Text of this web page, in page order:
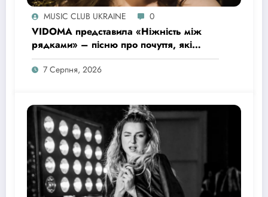
MUSIC CLUB UKRAINE 0
VIDOMA представила «Ніжність між
рядками» – пісню про почуття, які
живуть у мовчанні
7 Серпня, 2026